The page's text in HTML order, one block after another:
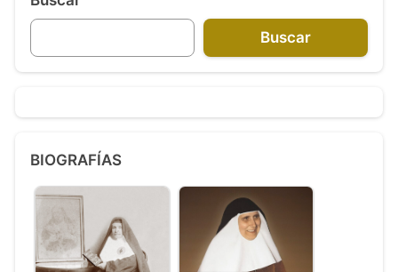
Buscar
BIOGRAFÍAS